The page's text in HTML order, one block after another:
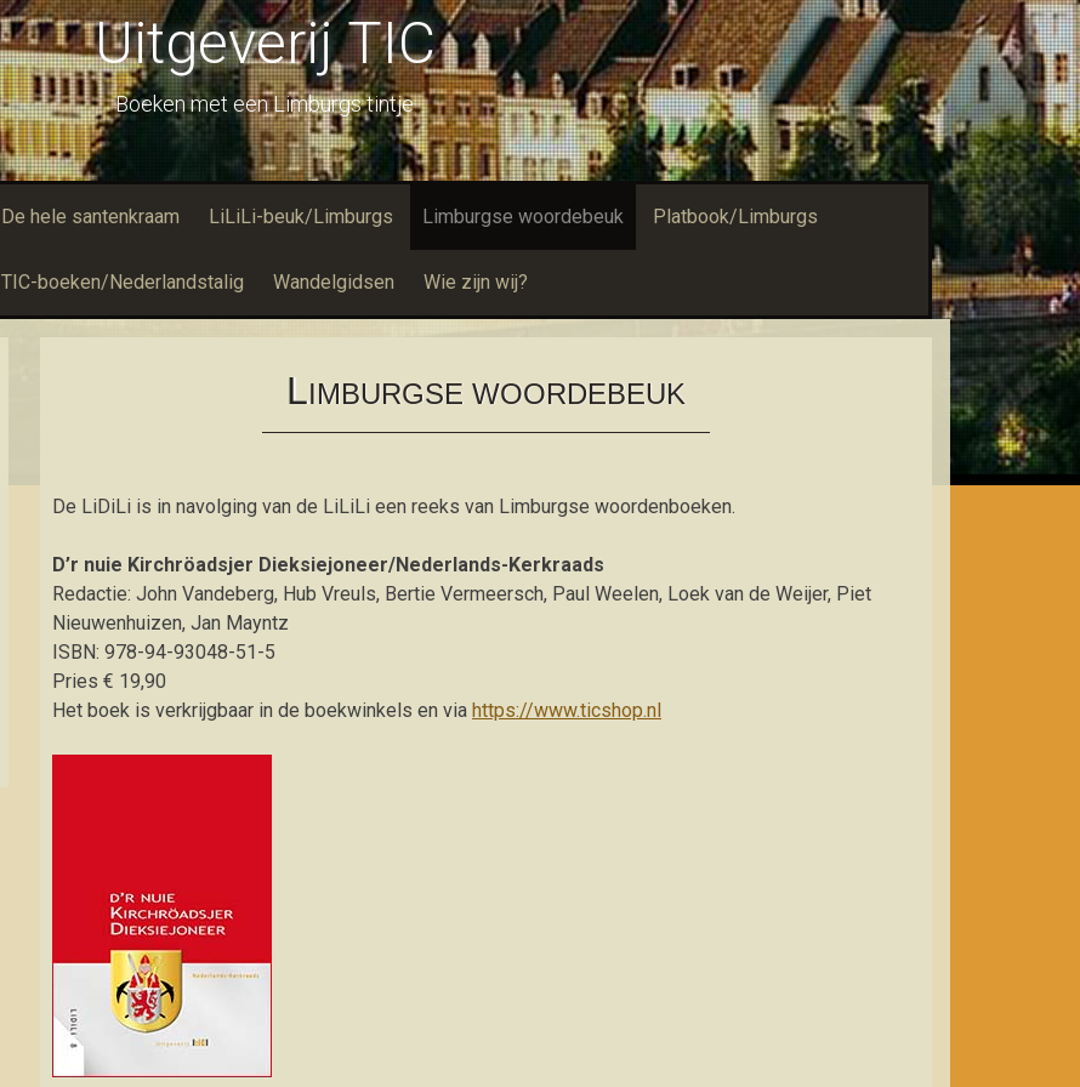
Uitgeverij TIC
Boeken met een Limburgs tintje
De hele santenkraam LiLiLi-beuk/Limburgs Limburgse woordebeuk Platbook/Limburgs
TIC-boeken/Nederlandstalig Wandelgidsen Wie zijn wij?
LIMBURGSE WOORDEBEUK
De LiDiLi is in navolging van de LiLiLi een reeks van Limburgse woordenboeken.
D’r nuie Kirchröadsjer Dieksiejoneer/Nederlands-Kerkraads
Redactie: John Vandeberg, Hub Vreuls, Bertie Vermeersch, Paul Weelen, Loek van de Weijer, Piet
Nieuwenhuizen, Jan Mayntz
ISBN: 978-94-93048-51-5
Pries € 19,90
Het boek is verkrijgbaar in de boekwinkels en via https://www.ticshop.nl